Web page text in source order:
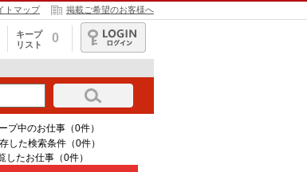
トマップ 掲載ご希望のお客様へ
キープ
リスト
0
ログイン
プ中のお仕事（0件）
した検索条件（0件）
したお仕事（0件）